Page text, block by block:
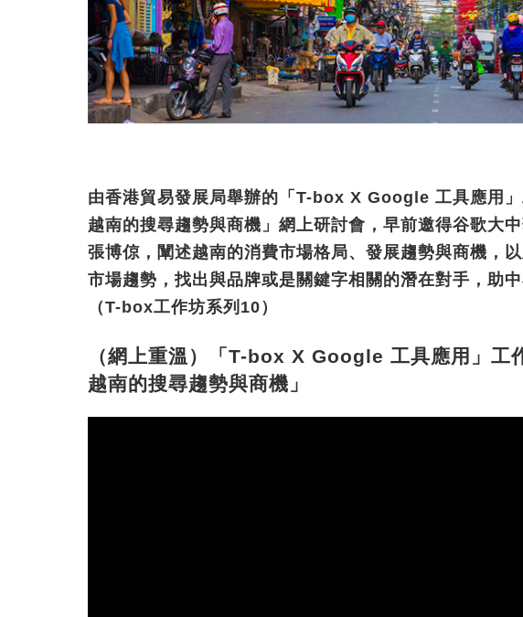
由香港貿易發展局舉辦的「T-box X Google 工具應用
越南的搜尋趨勢與商機」網上研討會，早前邀得谷歌大
張博倞，闡述越南的消費市場格局、發展趨勢與商機，
市場趨勢，找出與品牌或是關鍵字相關的潛在對手，助
（T-box工作坊系列10）
（網上重溫）「T-box X Google 工具應用」工
越南的搜尋趨勢與商機」